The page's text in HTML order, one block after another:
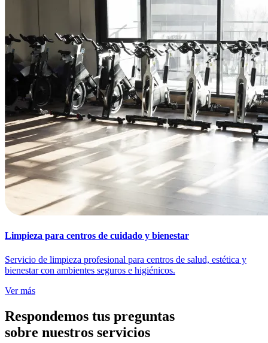
Limpieza para centros de cuidado y bienestar
Servicio de limpieza profesional para centros de salud, estética y
bienestar con ambientes seguros e higiénicos.
Ver más
Respondemos tus preguntas
sobre nuestros servicios